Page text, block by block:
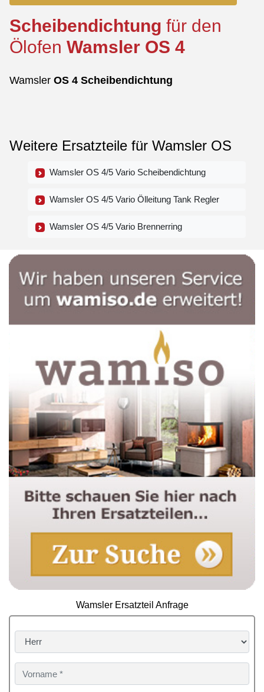
Scheibendichtung für den
Ölofen Wamsler OS 4
Wamsler OS 4 Scheibendichtung
Weitere Ersatzteile für Wamsler OS
Wamsler OS 4/5 Vario Scheibendichtung
Wamsler OS 4/5 Vario Ölleitung Tank Regler
Wamsler OS 4/5 Vario Brennerring
Wamsler Ersatzteil Anfrage